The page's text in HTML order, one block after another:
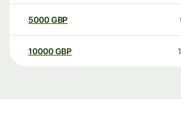
5000GBP
10000 GBP